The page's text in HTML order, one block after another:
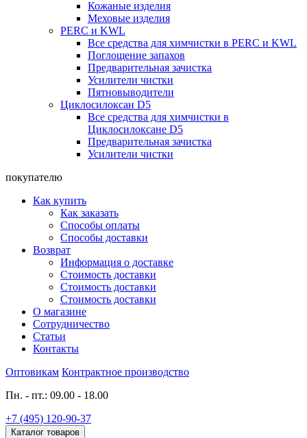
Кожаные изделия
Меховые изделия
PERC и KWL
Все средства для химчистки в PERC и KWL
Поглощение запахов
Предварительная зачистка
Усилители чистки
Пятновыводители
Циклосилоксан D5
Все средства для химчистки в
Циклосилоксане D5
Предварительная зачистка
Усилители чистки
покупателю
Как купить
Как заказать
Способы оплаты
Способы доставки
Возврат
Информация о доставке
Стоимость доставки
Стоимость доставки
Стоимость доставки
О магазине
Сотрудничество
Статьи
Контакты
Оптовикам Контрактное производство
Пн. - пт.: 09.00 - 18.00
+7 (495) 120-90-37
Каталог товаров